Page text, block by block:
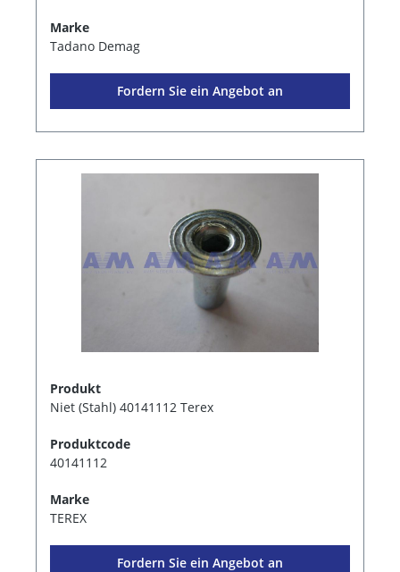
Marke
Tadano Demag
Fordern Sie ein Angebot an
Produkt
Niet (Stahl) 40141112 Terex
Produktcode
40141112
Marke
TEREX
Fordern Sie ein Angebot an